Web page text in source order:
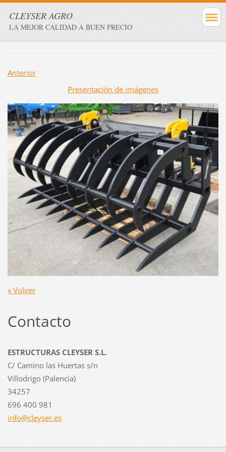
CLEYSER AGRO
LA MEJOR CALIDAD A BUEN PRECIO
Anterior
Presentación de imágenes
« Volver
Contacto
ESTRUCTURAS CLEYSER S.L.
C/ Camino las Huertas s/n
Villodrigo (Palencia)
34257
696 400 981
info@cleyser.es